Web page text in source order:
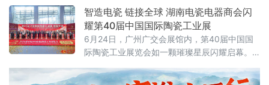
生产、安装及售后运维于一体的专业热工装备
制造企业，正依托当地完整的电瓷产业链配套
优势，成长为中南地区工业智能化窑炉领域的
重要力量。合联工业设备深耕高压
智造电瓷 链接全球 湖南电瓷电器商会闪
耀第40届中国国际陶瓷工业展
6月24日，广州广交会展馆内，第40届中国国
际陶瓷工业展览会如一颗璀璨星辰闪耀启幕。
以强大的吸引力，汇聚了来自20多个国家以及